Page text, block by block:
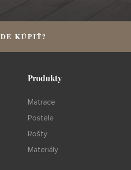
KÚPIŤ?
Produkty
Matrace
Postele
Rošty
Materiály